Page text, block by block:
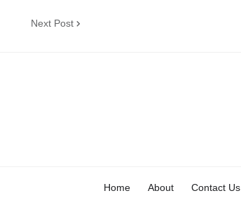
Next Post
Home About Contact Us